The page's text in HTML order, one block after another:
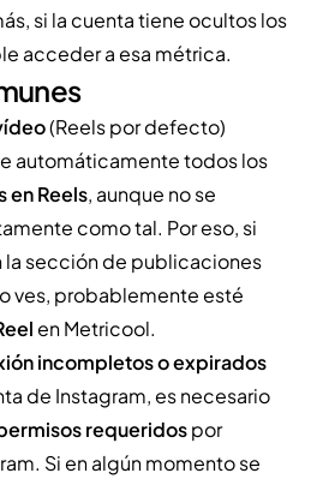
si la cuenta tiene ocultos los
acceder a esa métrica.
(Reels por defecto)
automáticamente todos los
en Reels, aunque no se
como tal. Por eso, si
la sección de publicaciones
ves, probablemente esté
en Metricool.
incompletos o expirados
de Instagram, es necesario
requeridospor
Si en algún momento se